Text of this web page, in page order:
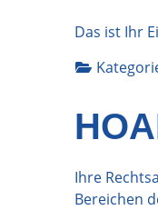
Das ist Ihr
Ihre
Bereichen